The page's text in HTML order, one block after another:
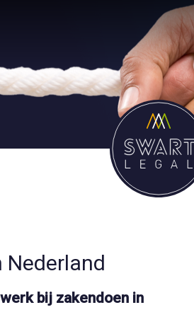
Nederland
bij zakendoen in